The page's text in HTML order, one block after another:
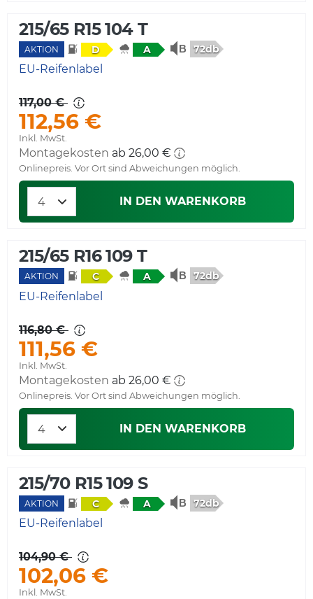
215/65 R15 104 T
AKTION D A 72db
EU-Reifenlabel
117,00 €
112,56 €
Inkl. MwSt.
Montagekosten ab 26,00 €
Onlinepreis. Vor Ort sind Abweichungen möglich.
IN DEN WARENKORB
215/65 R16 109 T
AKTION C A 72db
EU-Reifenlabel
116,80 €
111,56 €
Inkl. MwSt.
Montagekosten ab 26,00 €
Onlinepreis. Vor Ort sind Abweichungen möglich.
IN DEN WARENKORB
215/70 R15 109 S
AKTION C A 72db
EU-Reifenlabel
104,90 €
102,06 €
Inkl. MwSt.